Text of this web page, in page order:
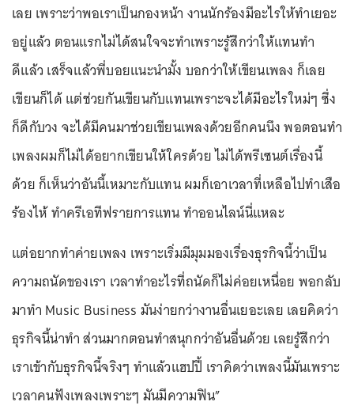
เลย เพราะว่าพอเราเป็นกองหน้า งานนักร้องมีอะไรให้ทำเยอะ
อยู่แล้ว ตอนแรกไม่ได้สนใจจะทำเพราะรู้สึกว่าให้แทนทำ
ดีแล้ว เสร็จแล้วพี่บอยแนะนำมั้ง บอกว่าให้เขียนเพลง ก็เลย
เขียนก็ได้ แต่ช่วยกันเขียนกับแทนเพราะจะได้มีอะไรใหม่ๆ ซึ่ง
ก็ดีกับวง จะได้มีคนมาช่วยเขียนเพลงด้วยอีกคนนึง พอตอนทำ
เพลงผมก็ไม่ได้อยากเขียนให้ใครด้วย ไม่ได้พรีเซนต์เรื่องนี้
ด้วย ก็เห็นว่าอันนี้เหมาะกับแทน ผมก็เอาเวลาที่เหลือไปทำเสือ
ร้องไห้ ทำครีเอทีฟรายการแทน ทำออนไลน์นี่แหละ
แต่อยากทำค่ายเพลง เพราะเริ่มมีมุมมองเรื่องธุรกิจนี้ว่าเป็น
ความถนัดของเรา เวลาทำอะไรที่ถนัดก็ไม่ค่อยเหนื่อย พอกลับ
มาทำ Music Business มันง่ายกว่างานอื่นเยอะเลย เลยคิดว่า
ธุรกิจนี้น่าทำ ส่วนมากตอนทำสนุกกว่าอันอื่นด้วย เลยรู้สึกว่า
เราเข้ากับธุรกิจนี้จริงๆ ทำแล้วแฮปปี้ เราคิดว่าเพลงนี้มันเพราะ
เวลาคนฟังเพลงเพราะๆ มันมีความฟิน”